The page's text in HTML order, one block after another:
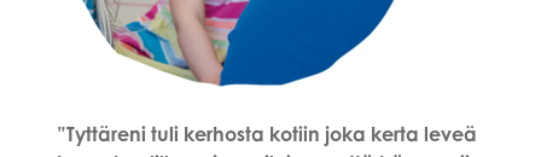
”Tyttäreni tuli kerhosta kotiin joka kerta leveä